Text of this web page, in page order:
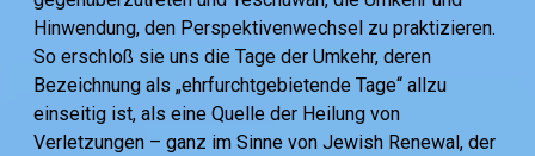
Hinwendung, den Perspektivenwechsel zu praktizieren.
So erschloß sie uns die Tage der Umkehr, deren
Bezeichnung als „ehrfurchtgebietende Tage“ allzu
einseitig ist, als eine Quelle der Heilung von
Verletzungen – ganz im Sinne von Jewish Renewal, der